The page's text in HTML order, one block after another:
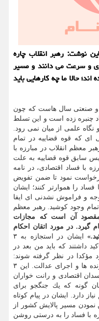
نوشت: رهبر انقلاب چاره
و سرعت می دانند و مسیر
حالا ما چه كارهایی باید
و صنعتی سال هاست كه چون
چنبره زده است و این تسلط
علمی از میان نمی رود.
ای كه قوه قضاییه در تمام
معظم انقلاب در مبارزه با
سابق قوه قضاییه به علت
با فساد اقتصادی، در نامه
درخواست نمود تا ضمن تفویض
فساد را هموارتر كنند؛ ایشان
و فراموش نشدنی ای ایفا
تمام وجود كوشید. رهبر معظم
آن است كه مجازات
گیرد. در مورد اتقان احكام
ایشان در استجازه به ۳
داشتند كه باید من بعد در
مؤكدا در نظر گرفته شوند:
قانونی بودن، سرعت رسیدگی به پرونده ها و اجرای عدالت. این ۳
اقتصادی و رانت خواران
گونه كه یك جنگجو برای
دارد. ایشان در پیام كوتاه
نمودن مسیر پالایش كشور از
با فساد را به درستی روشن